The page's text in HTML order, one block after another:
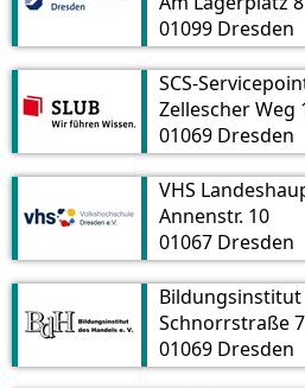
01099 Dresden
Zellescher Weg
01069 Dresden
Annenstr. 10
01067 Dresden
Bildungsinstitut
Schnorrstraße
01069 Dresden